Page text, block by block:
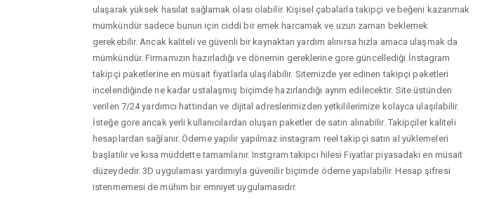
ulaşarak yüksek hasılat sağlamak olası olabilir. Kişisel çabalarla takipçi ve beğeni kazanmak
mümkündür sadece bunun için ciddi bir emek harcamak ve uzun zaman beklemek
gerekebilir. Ancak kaliteli ve güvenli bir kaynaktan yardım alınırsa hızla amaca ulaşmak da
mümkündür. Firmamızın hazırladığı ve dönemin gereklerine gore güncellediği İnstagram
takipçi paketlerine en müsait fiyatlarla ulaşılabilir. Sitemizde yer edinen takipçi paketleri
incelendiğinde ne kadar ustalaşmış biçimde hazırlandığı ayrım edilecektir. Site üstünden
verilen 7/24 yardımcı hattından ve dijital adreslerimizden yetkililerimize kolayca ulaşılabilir.
İsteğe gore ancak yerli kullanıcılardan oluşan paketler de satın alınabilir. Takipçiler kaliteli
hesaplardan sağlanır. Ödeme yapılır yapılmaz instagram reel takipçi satın al yüklemeleri
başlatılır ve kısa müddette tamamlanır. Instgram takipci hilesi Fiyatlar piyasadaki en müsait
düzeydedir. 3D uygulaması yardımıyla güvenilir biçimde ödeme yapılabilir. Hesap şifresi
istenmemesi de mühim bir emniyet uygulamasıdır.